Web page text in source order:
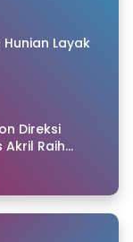
Layak
Direksi
Akril Raih